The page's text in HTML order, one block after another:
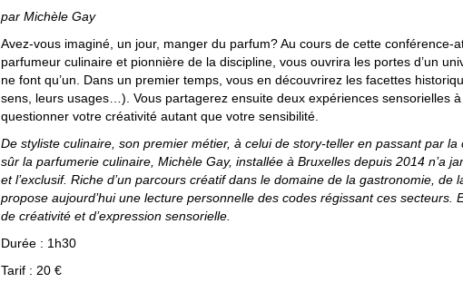
par Michèle Gay
Avez-vous imaginé, un jour, manger du parfum? Au cours de cette conférence-
parfumeur culinaire et pionnière de la discipline, vous ouvrira les portes d’un
ne font qu’un. Dans un premier temps, vous en découvrirez les facettes
sens, leurs usages…). Vous partagerez ensuite deux expériences sensorielles
questionner votre créativité autant que votre sensibilité.
De styliste culinaire, son premier métier, à celui de story-teller en passant par la
sûr la parfumerie culinaire, Michèle Gay, installée à Bruxelles depuis 2014 n’a
et l’exclusif. Riche d’un parcours créatif dans le domaine de la gastronomie,
propose aujourd’hui une lecture personnelle des codes régissant ces secteurs.
de créativité et d’expression sensorielle.
Durée : 1h30
Tarif : 20 €